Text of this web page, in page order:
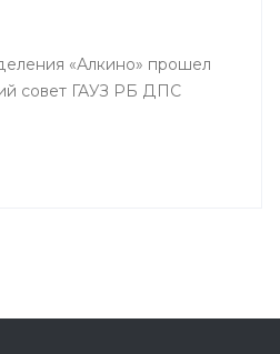
«Алкино» прошел
совет ГАУЗ РБ ДПС